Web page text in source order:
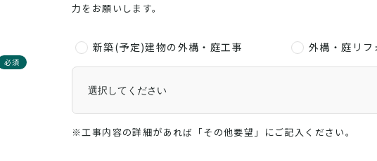
力をお願いします。
必須
新築(予定)建物の外構・庭工事 外構・庭リフ
※工事内容の詳細があれば「その他要望」にご記入ください。